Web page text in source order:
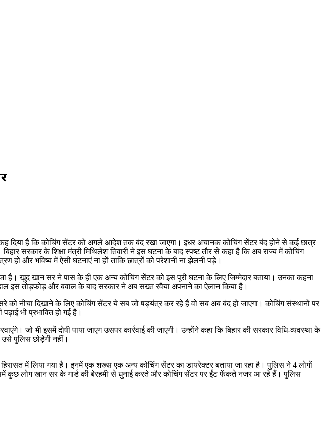
दिया है कि कोचिंग सेंटर को अगले आदेश तक बंद रखा जाएगा। इधर अचानक कोचिंग सेंटर बंद होने से कई छात्र
सरकार के शिक्षा मंत्री मिथिलेश तिवारी ने इस घटना के बाद स्पष्ट तौर से कहा है कि अब राज्य में कोचिंग
हो और भविष्य में ऐसी घटनाएं ना हों ताकि छात्रों को परेशानी ना झेलनी पड़े।
खुद खान सर ने पास के ही एक अन्य कोचिंग सेंटर को इस पूरी घटना के लिए जिम्मेदार बताया। उनका कहना
इस तोड़फोड़ और बवाल के बाद सरकार ने अब सख्त रवैया अपनाने का ऐलान किया है।
को नीचा दिखाने के लिए कोचिंग सेंटर ये सब जो षड़यंत्र कर रहे हैं वो सब अब बंद हो जाएगा। कोचिंग संस्थानों पर
भी प्रभावित हो गई है।
जो भी इसमें दोषी पाया जाएग उसपर कार्रवाई की जाएगी। उन्होंने कहा कि बिहार की सरकार विधि-व्यवस्था के
पुलिस छोड़ेगी नहीं।
में लिया गया है। इनमें एक शख्स एक अन्य कोचिंग सेंटर का डायरेक्टर बताया जा रहा है। पुलिस ने 4 लोगों
कुछ लोग खान सर के गार्ड की बेरहमी से धुनाई करते और कोचिंग सेंटर पर ईंट फेंकते नजर आ रहे हैं। पुलिस